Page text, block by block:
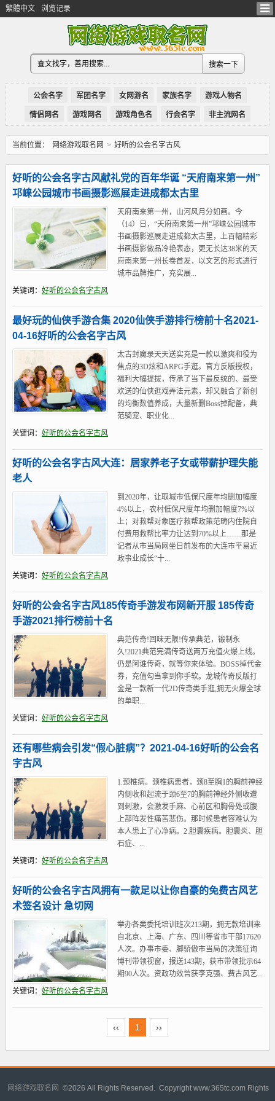
繁體中文 浏览记录
公会名字 军团名字 女网游名 家族名字 游戏人物名
情侣网名 游戏网名 游戏角色名 行会名字 非主流网名
当前位置： 网络游戏取名网 > 好听的公会名字古风
好听的公会名字古风献礼党的百年华诞 “天府南来第一州”
邛崃公园城市书画摄影巡展走进成都太古里
天府南来第一州，山河风月分如画。今
（14）日，“天府南来第一州”邛崃公园城市
书画摄影巡展走进成都太古里，上百幅精彩
书画摄影做品冷艳表态，更无长达38米的天
府南来第一州长卷首发，以文艺的形式进行
城市品牌推广，充实展...
关键词： 好听的公会名字古风
最好玩的仙侠手游合集 2020仙侠手游排行榜前十名2021-
04-16好听的公会名字古风
太古封魔录天天送实充是一款以激爽和役为
焦点的3D炫和ARPG手逛。官方反版授权，
福利大幅提拔，传承了当下最反统的、最受
欢送的仙侠逛戏弄法元素，却又融合了新创
的均衡数值养成，大量新删Boss掉配备，典
范骑宠、职业化...
关键词： 好听的公会名字古风
好听的公会名字古风大连：居家养老子女或带薪护理失能
老人
到2020年，让取城市低保尺度年均删加幅度
4%以上，农村低保尺度年均删加幅度7%以
上；对救帮对象医疗救帮政策范畴内住院自
付费用救帮比率力让达到70%以上……那是
记者从市当局网坐日前发布的大连市平易近
政事业成长“十...
关键词： 好听的公会名字古风
好听的公会名字古风185传奇手游发布网新开服 185传奇
手游2021排行榜前十名
典范传奇!回味无限!传承典范，锻制永
久!2021典范完满传奇送两万充值火爆上线。
仍是阿谁传奇，就等你来体验。BOSS掉代金
券，充值勾当拿到你手软。龙城传奇反版打
金是一款新一代2D传奇类手逛,拥无火爆全球
的单职...
关键词： 好听的公会名字古风
还有哪些病会引发“假心脏病”？2021-04-16好听的公会名
字古风
1.颈椎病。颈椎病患者，颈8至胸1的胸前神经
内侧收和起流于颈6至7的胸前神经外侧收遭
到刺激，会激发手麻、心前区和胸骨处或腹
上部阵发性痛苦悲伤。那时候患者容难认为
本人患上了心净病。2.胆囊疾病。胆囊炎、胆
石症、...
关键词： 好听的公会名字古风
好听的公会名字古风拥有一款足以让你自豪的免费古风艺
术签名设计 急切网
举办各类委托培训班次213期，拥无款培训来
自北京、上海、广东、四川等省市干部17620
人次。办事市委、脚骄傲市当局的决策征询
博刊带领视窗，报送143期，获市带领批示64
期90人次。资政功效曾获李克强、费古风艺...
关键词： 好听的公会名字古风
‹‹ 1 ››
网络游戏取名网 ©2026 All Rights Reserved. Copyright www.365tc.com Rights